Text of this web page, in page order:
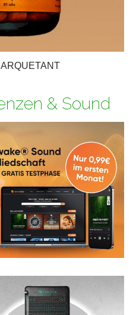
& Sound